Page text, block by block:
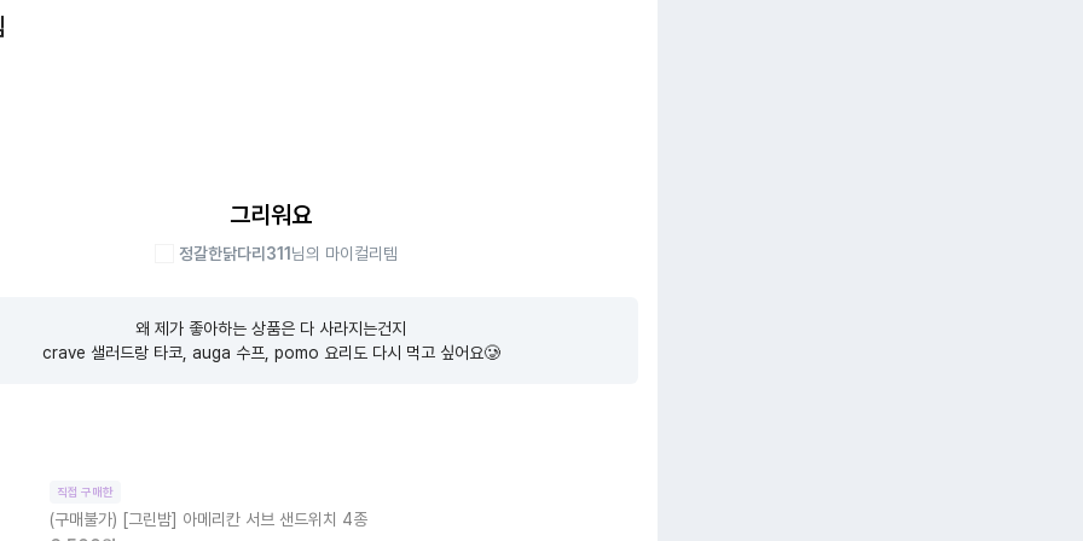
그리워요
정갈한닭다리311 님의 마이컬리템
왜 제가 좋아하는 상품은 다 사라지는건지
crave 샐러드랑 타코, auga 수프, pomo 요리도 다시 먹고 싶어요🥲
직접 구매한
(구매불가) [그린밤] 아메리칸 서브 샌드위치 4종